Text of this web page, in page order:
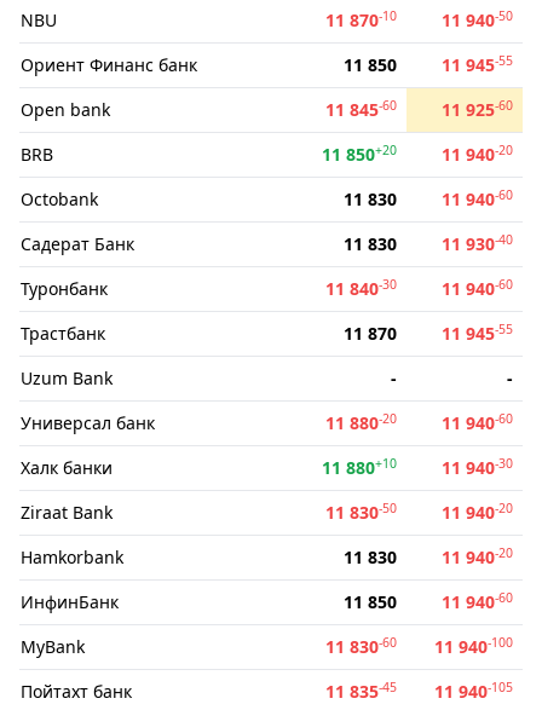
NBU 11 870-10 11 940-50
Ориент Финанс банк 11 850 11 945-55
Open bank 11 845-60 11 925-60
BRB 11 850+20 11 940-20
Octobank 11 830 11 940-60
Садерат Банк 11 830 11 930-40
Туронбанк 11 840-30 11 940-60
Трастбанк 11 870 11 945-55
Uzum Bank -
-
Универсал банк
11 880-20 11 940-60
Халк банки 11 880+10 11 940-30
Ziraat Bank 11 830-50 11 940-20
Hamkorbank 11 830 11 940-20
ИнфинБанк 11 850 11 940-60
MyBank 11 830-60 11 940-100
Пойтахт банк 11 835-45 11 940-105